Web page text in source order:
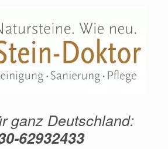
ganz Deutschland:
62932433